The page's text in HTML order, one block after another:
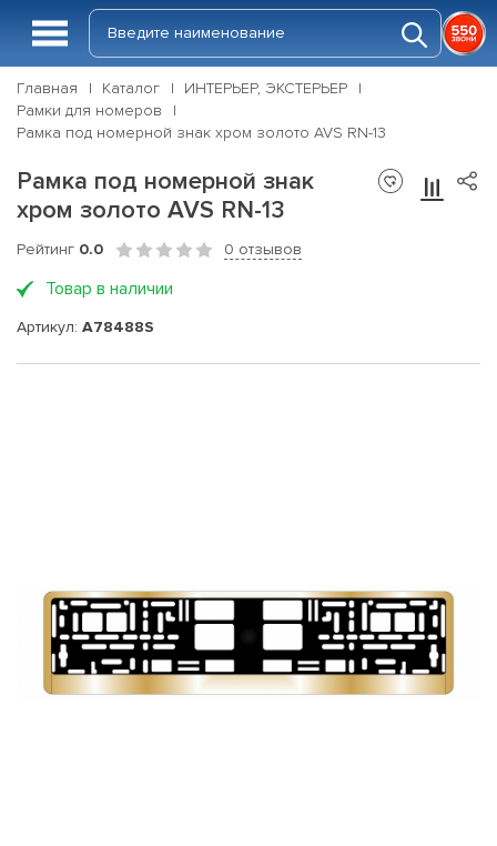
Главная Каталог
ИНТЕРЬЕР, ЭКСТЕРЬЕР
Рамки для номеров
Рамка под номерной знак хром золото AVS RN-13
Рамка под номерной знак
хром золото AVS RN-13
Рейтинг 0.0 0 отзывов
Товар в наличии
Артикул: A78488S